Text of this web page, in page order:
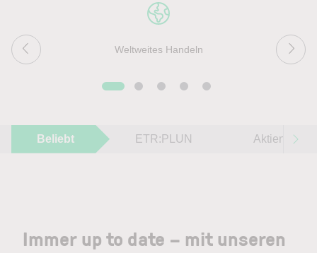
Weltweites Handeln
Beliebt ETR:PLUN Aktien im
Immer up to date – mit unseren